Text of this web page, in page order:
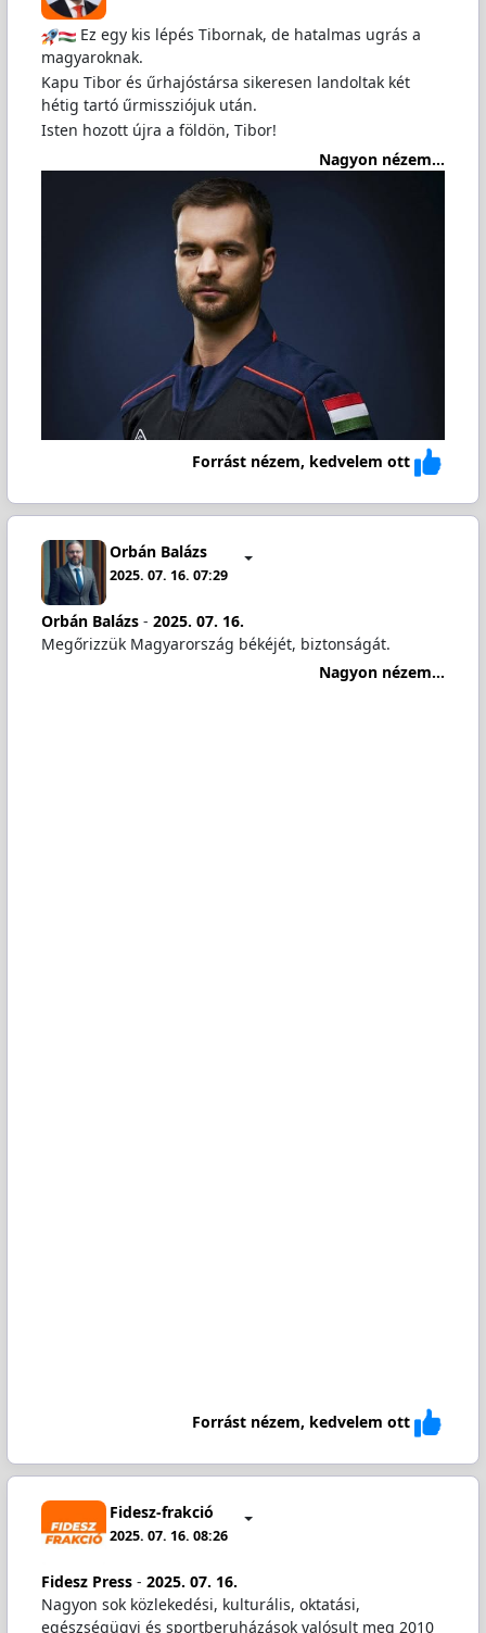
Ez egy kis lépés Tibornak, de hatalmas ugrás a
magyaroknak.
Kapu Tibor és űrhajóstársa sikeresen landoltak két
hétig tartó űrmissziójuk után.
Isten hozott újra a földön, Tibor!
Nagyon nézem...
Forrást nézem, kedvelem ott
Orbán Balázs
2025. 07. 16. 07:29
Orbán Balázs- 2025. 07. 16.
Megőrizzük Magyarország békéjét, biztonságát.
Nagyon nézem...
Forrást nézem, kedvelem ott
Fidesz-frakció
2025. 07. 16. 08:26
Fidesz Press- 2025. 07. 16.
Nagyon sok közlekedési, kulturális, oktatási,
egészségügyi és sportberuházások valósult meg 2010